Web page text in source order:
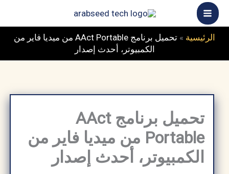
الرئيسية»
تحميل برنامج AAct Portable من ميديا فاير من
الكمبيوتر، أحدث إصدار
تحميل برنامج AAct
Portable من ميديا فاير من
الكمبيوتر، أحدث إصدار